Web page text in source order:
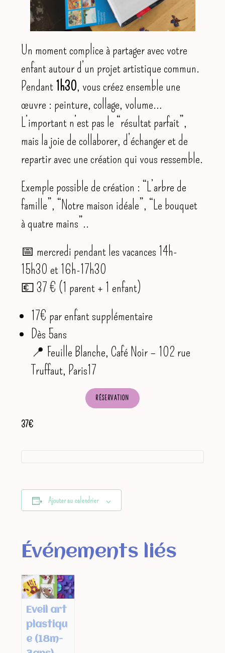
Un moment complice à partager avec votre
enfant autour d’un projet artistique commun.
Pendant1h30, vous créez ensemble une
œuvre : peinture, collage, volume…
L’important n’est pas le “résultat parfait”,
mais la joie de collaborer, d’échanger et de
repartir avec une création qui vous ressemble.
Exemple possible de création : “L’arbre de
famille”, “Notre maison idéale”, “Le bouquet
à quatre mains”..
📅 mercredi pendant les vacances 14h-
15h30 et 16h-17h30
💶 37 € (1 parent + 1 enfant)
17€ par enfant supplémentaire
Dès 5ans
📍 Feuille Blanche, Café Noir – 102 rue
Truffaut, Paris17
RÉSERVATION
37€
Ajouter au calendrier
Événements liés
Eveil art
plastiqu
e (18m-